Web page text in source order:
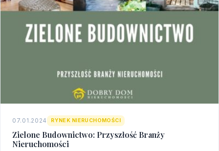
07.01.2024 RYNEK NIERUCHOMOŚCI
Zielone Budownictwo: Przyszłość Branży
Nieruchomości